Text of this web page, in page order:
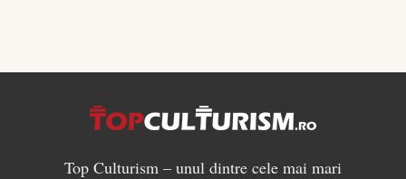
Top Culturism – unul dintre cele mai mari